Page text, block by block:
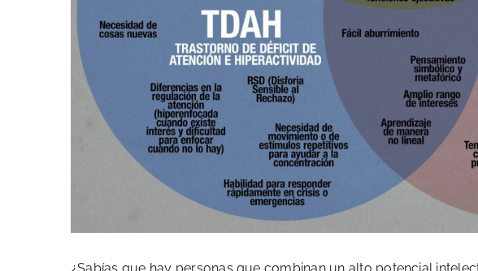
¿Sabías que hay personas que combinan un alto potencial